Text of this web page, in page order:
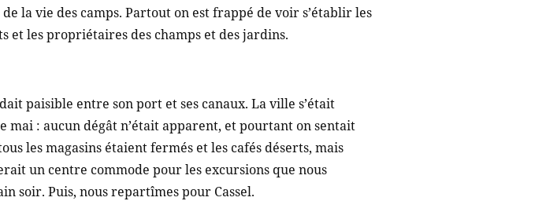
la vie des camps. Partout on est frappé de voir s’établir les
et les propriétaires des champs et des jardins.
paisible entre son port et ses canaux. La ville s’était
: aucun dégât n’était apparent, et pourtant on sentait
les magasins étaient fermés et les cafés déserts, mais
un centre commode pour les excursions que nous
soir. Puis, nous repartîmes pour Cassel.